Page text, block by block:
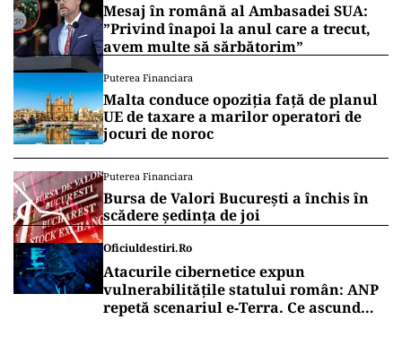
Mesaj în română al Ambasadei SUA:
”Privind înapoi la anul care a trecut,
avem multe să sărbătorim”
Puterea Financiara
Malta conduce opoziția față de planul
UE de taxare a marilor operatori de
jocuri de noroc
Puterea Financiara
Bursa de Valori București a închis în
scădere ședința de joi
Oficiuldestiri.ro
Atacurile cibernetice expun
vulnerabilitățile statului român: ANP
repetă scenariul e‑Terra. Ce ascund